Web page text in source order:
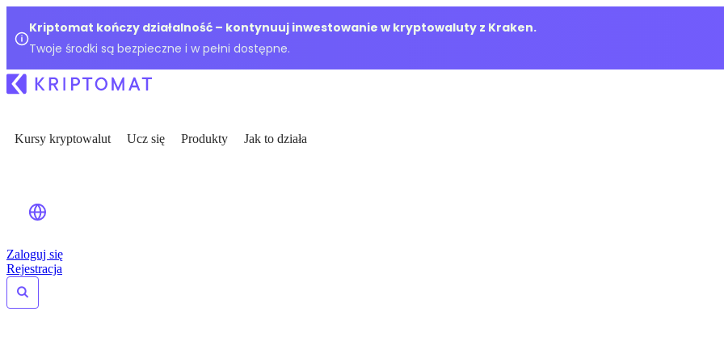
Kriptomat kończy działalność – kontynuuj inwestowanie w kryptowaluty z Kraken.
Twoje środki są bezpieczne i w pełni dostępne.
Kursy kryptowalut Ucz się Produkty Jak to działa
Zaloguj się
Rejestracja